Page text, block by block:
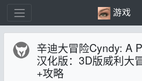
游戏
辛迪大冒险Cyndy: A
汉化版：3D版威利大
+攻略